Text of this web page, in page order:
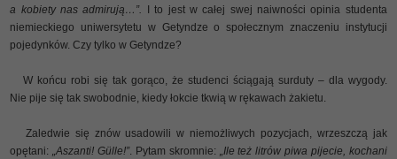
a kobiety nas admirują…”.
I to jest w całej swej naiwności opinia studenta
niemieckiego uniwersytetu w Getyndze o społecznym znaczeniu instytucji
pojedynków. Czy tylko w Getyndze?
W końcu robi się tak gorąco, że studenci ściągają surduty – dla wygody.
Nie pije się tak swobodnie, kiedy łokcie tkwią w rękawach żakietu.
Zaledwie się znów usadowili w niemożliwych pozycjach, wrzeszczą jak
opętani:„Aszanti! Gülle!”. Pytam skromnie: „Ile też litrów piwa pijecie, kochani